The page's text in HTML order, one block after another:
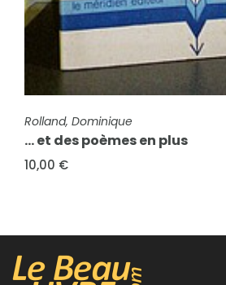
FICHE COMPLÈTE
Rolland, Dominique
... et des poèmes en plus
10,00 €